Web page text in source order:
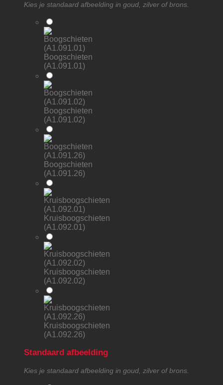
Kies je standaard afbeelding in goud, zilver of brons.
Boogschieten
(A1.091.01)
Boogschieten
(A1.091.02)
Boogschieten
(A1.091.26)
Kruisboogschieten
(A1.092.01)
Kruisboogschieten
(A1.092.02)
Kruisboogschieten
(A1.092.26)
Standaard afbeelding
Kies je standaard afbeelding in goud, zilver of brons.